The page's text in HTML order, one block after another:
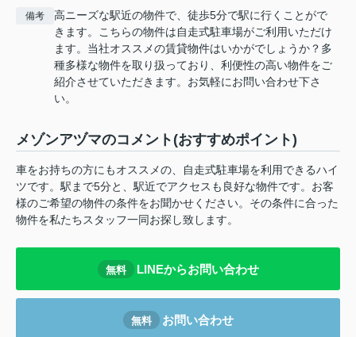
備考
高ニーズな駅近の物件で、徒歩5分で駅に行くことがで
きます。こちらの物件は自走式駐車場がご利用いただけ
ます。当社オススメの賃貸物件はいかがでしょうか？多
種多様な物件を取り扱っており、利便性の高い物件をご
紹介させていただきます。お気軽にお問い合わせ下さ
い。
メゾンアヅマのコメント(おすすめポイント)
車をお持ちの方にもオススメの、自走式駐車場を利用できるハイ
ツです。駅まで5分と、駅近でアクセスも良好な物件です。お客
様のご希望の物件の条件をお聞かせください。その条件に合った
物件を私たちスタッフ一同お探し致します。
無料 LINEからお問い合わせ
無料 お問い合わせ